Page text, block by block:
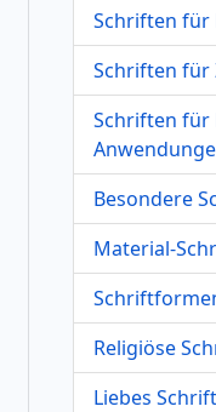
Schriften für
Schriften für
Schriften für
Besondere
Material-
Religiöse
Liebes